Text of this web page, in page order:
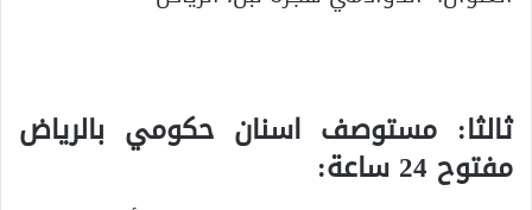
ثالثا: مستوصف اسنان حكومي بالرياض
مفتوح 24 ساعة: